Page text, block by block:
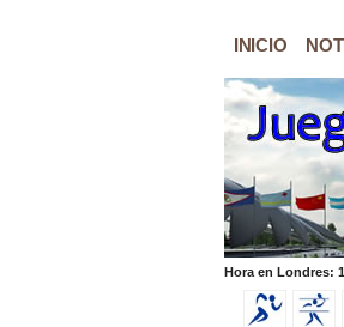
INICIO
Hora en Londres: